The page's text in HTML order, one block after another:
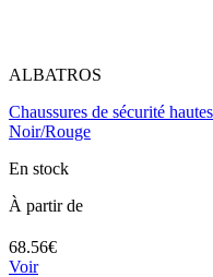
ALBATROS
Chaussures de sécurité
Noir/Rouge
En stock
À partir de
68.56€
Voir